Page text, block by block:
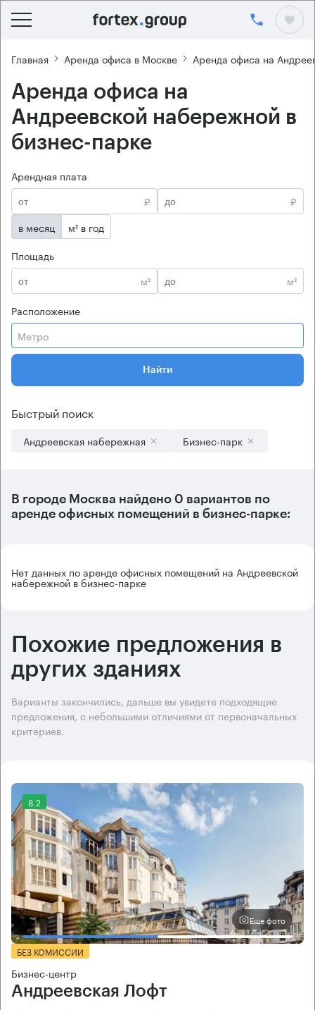
Главная Аренда офиса в Москве Аренда офиса на
Аренда офиса на
Андреевской набережной в
бизнес-парке
Арендная плата
₽
₽
в месяц
м² в год
Площадь
м²
м²
Расположение
Метро
Найти
Быстрый поиск
Андреевская набережная Бизнес-парк
В городе Москва найдено 0 вариантов по
аренде офисных помещений в бизнес-парке:
Нет данных по аренде офисных помещений на Андреевской
набережной в бизнес-парке
Похожие предложения в
других зданиях
Варианты закончились, дальше вы увидете подходящие
предложения, с небольшими отличиями от первоначальных
критериев.
8.2
Еще фото
БЕЗ КОМИССИИ
Бизнес-центр
Андреевская Лофт